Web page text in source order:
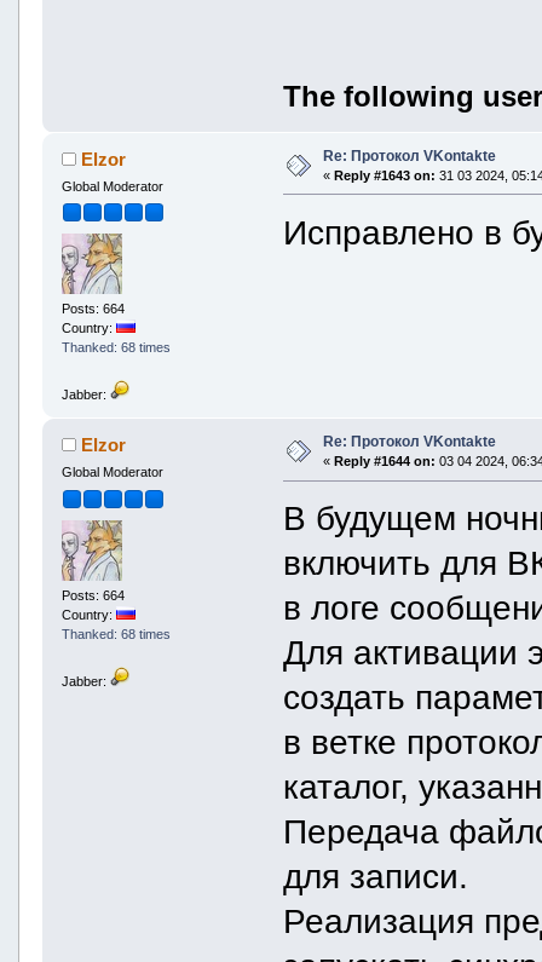
The following
Elzor
Global Moderator
Posts: 664
Country:
Thanked: 68 times
Jabber:
Re: Протокол VKontakte
« Reply #1643 on: 31 03 2024,
Исправлено в
Elzor
Global Moderator
Posts: 664
Country:
Thanked: 68 times
Jabber:
Re: Протокол VKontakte
« Reply #1644 on: 03 04 2024,
В будущем
включить для
в логе
Для активации
создать
в ветке
каталог,
Передача
для записи.
Реализация